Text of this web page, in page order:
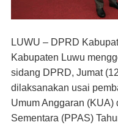
LUWU – DPRD
Kabupaten Luwu
sidang DPRD, Jumat
dilaksanakan usai
Umum Anggaran (KUA)
Sementara (PPAS)